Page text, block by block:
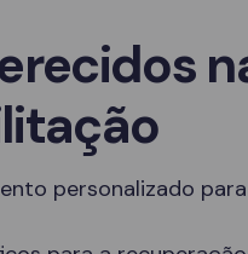
personalizado